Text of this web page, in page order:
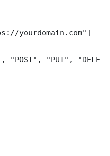
yourdomain.com"]
"POST", "PUT",